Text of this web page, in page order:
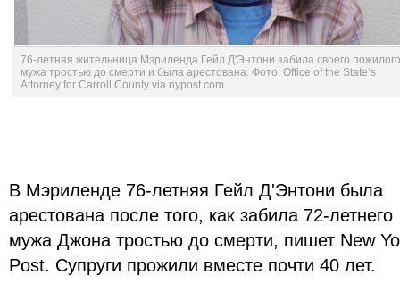
76-летняя жительница Мэриленда Гейл Д'Энтони забила своего пожилого
мужа тростью до смерти и была арестована. Фото: Office of the State’s
Attorney for Carroll County via nypost.com
В Мэриленде 76-летняя Гейл Д'Энтони была
арестована после того, как забила 72-летнего
мужа Джона тростью до смерти, пишет New
Post. Супруги прожили вместе почти 40 лет.